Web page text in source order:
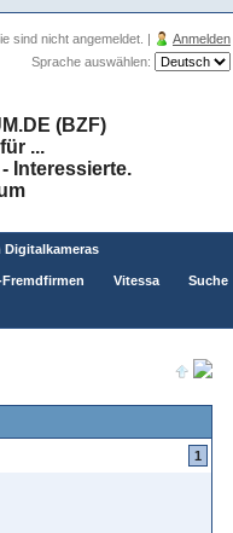
sind nicht angemeldet. |
Anmelden
Sprache auswählen:
(BZF)
...
Interessierte.
Digitalkameras
Vitessa Suche
1